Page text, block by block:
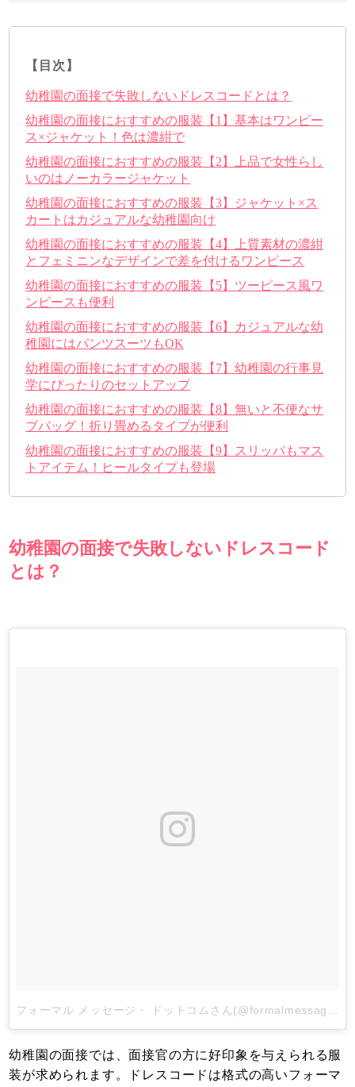
【目次】
幼稚園の面接で失敗しないドレスコードとは？
幼稚園の面接におすすめの服装【1】基本はワンピー
ス×ジャケット！色は濃紺で
幼稚園の面接におすすめの服装【2】上品で女性らし
いのはノーカラージャケット
幼稚園の面接におすすめの服装【3】ジャケット×ス
カートはカジュアルな幼稚園向け
幼稚園の面接におすすめの服装【4】上質素材の濃紺
とフェミニンなデザインで差を付けるワンピース
幼稚園の面接におすすめの服装【5】ツーピース風ワ
ンピースも便利
幼稚園の面接におすすめの服装【6】カジュアルな幼
稚園にはパンツスーツもOK
幼稚園の面接におすすめの服装【7】幼稚園の行事見
学にぴったりのセットアップ
幼稚園の面接におすすめの服装【8】無いと不便なサ
ブバッグ！折り畳めるタイプが便利
幼稚園の面接におすすめの服装【9】スリッパもマス
トアイテム！ヒールタイプも登場
幼稚園の面接で失敗しないドレスコード
とは？
幼稚園の面接では、面接官の方に好印象を与えられる服
装が求められます。ドレスコードは格式の高いフォーマ